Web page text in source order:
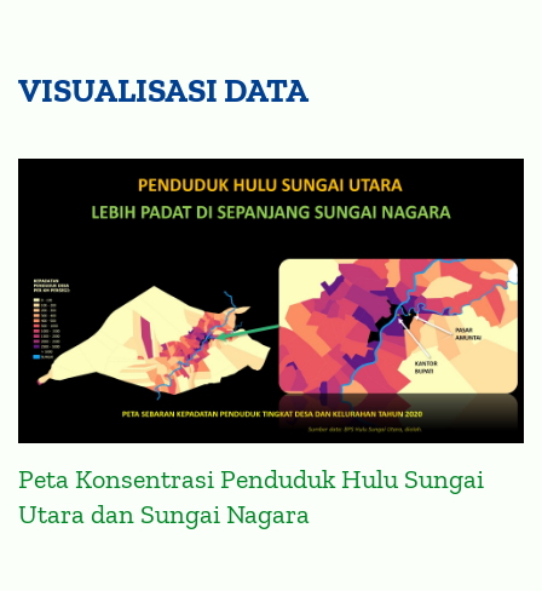
Peta Konsentrasi Penduduk Hulu Sungai
Utara dan Sungai Nagara